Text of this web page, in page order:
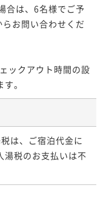
合は、6名様でご予
お問い合わせくだ
ックアウト時間の設
。
は、ご宿泊代金に
湯税のお支払いは不